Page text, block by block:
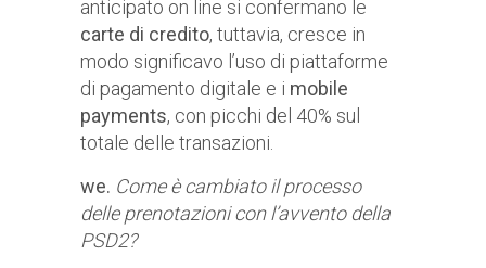
anticipato on line si confermano le
carte di credito, tuttavia, cresce in
modo significavo l’uso di piattaforme
di pagamento digitale e i mobile
payments, con picchi del 40% sul
totale delle transazioni.
we. Come è cambiato il processo
delle prenotazioni con l’avvento della
PSD2?